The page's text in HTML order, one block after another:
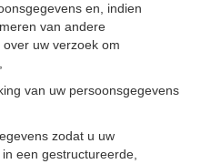
en, indien
van andere
uw verzoek om
van uw persoonsgegevens
zodat u uw
een gestructureerde,